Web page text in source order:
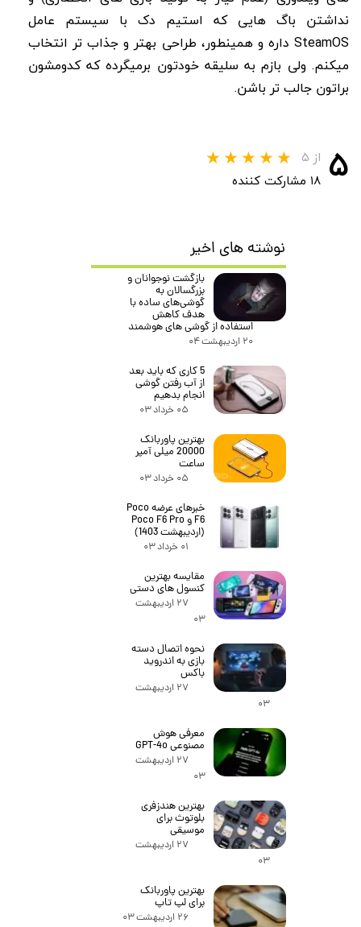
نداشتن باگ هایی که استیم دک با سیستم عامل
SteamOS داره و همینطور، طراحی بهتر و جذاب تر انتخاب
میکنم. ولی بازم به سلیقه خودتون برمیگرده که کدومشون
براتون جالب تر باشن.
۵ از ۵
۱۸ مشارکت کننده
نوشته های اخیر
بازگشت نوجوانان و
بزرگسالان به
گوشی‌های ساده با
هدف کاهش
استفاده از گوشی های هوشمند
۲۰ اردیبهشت ۰۴
5 کاری که باید بعد
از آب رفتن گوشی
انجام بدهیم
۰۵ خرداد ۰۳
بهترین پاوربانک
20000 میلی آمپر
ساعت
۰۵ خرداد ۰۳
خبرهای عرضه Poco
F6 و Poco F6 Pro
(اردیبهشت 1403)
۰۱ خرداد ۰۳
مقایسه بهترین
کنسول های دستی
۲۷ اردیبهشت
۰۳
نحوه اتصال دسته
بازی به اندروید
باکس
۲۷ اردیبهشت
۰۳
معرفی هوش
مصنوعی GPT-4o
۲۷ اردیبهشت
۰۳
بهترین هندزفری
بلوتوث برای
موسیقی
۲۷ اردیبهشت
۰۳
بهترین پاوربانک
برای لپ تاپ
۲۶ اردیبهشت ۰۳